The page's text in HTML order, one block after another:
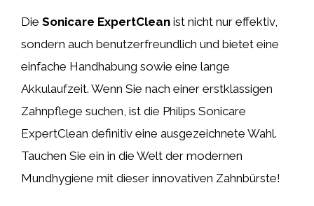
Die Sonicare ExpertClean ist nicht nur effektiv,
sondern auch benutzerfreundlich und bietet eine
einfache Handhabung sowie eine lange
Akkulaufzeit. Wenn Sie nach einer erstklassigen
Zahnpflege suchen, ist die Philips Sonicare
ExpertClean definitiv eine ausgezeichnete Wahl.
Tauchen Sie ein in die Welt der modernen
Mundhygiene mit dieser innovativen Zahnbürste!